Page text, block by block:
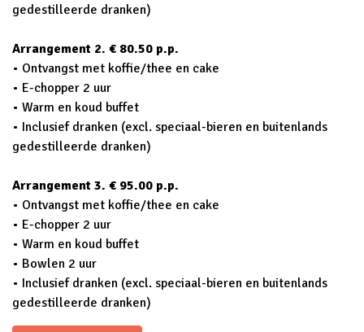
gedestilleerde dranken)
Arrangement 2. € 80.50 p.p.
• Ontvangst met koffie/thee en cake
• E-chopper 2 uur
• Warm en koud buffet
• Inclusief dranken (excl. speciaal-bieren en buitenlands
gedestilleerde dranken)
Arrangement 3. € 95.00 p.p.
• Ontvangst met koffie/thee en cake
• E-chopper 2 uur
• Warm en koud buffet
• Bowlen 2 uur
• Inclusief dranken (excl. speciaal-bieren en buitenlands
gedestilleerde dranken)